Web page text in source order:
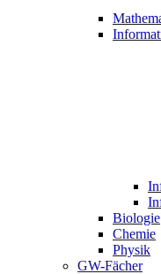
Biologie
Chemie
Physik
GW-Fächer